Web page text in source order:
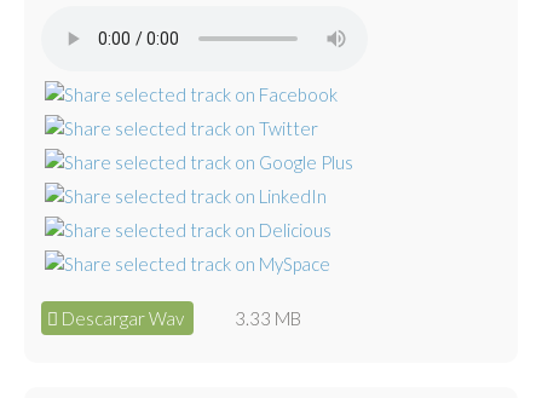
Descargar Wav 3.33 MB